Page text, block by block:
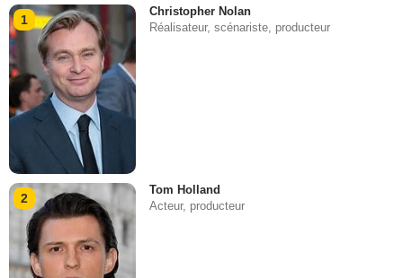
1
Christopher Nolan
Réalisateur, scénariste, producteur
2
Tom Holland
Acteur, producteur